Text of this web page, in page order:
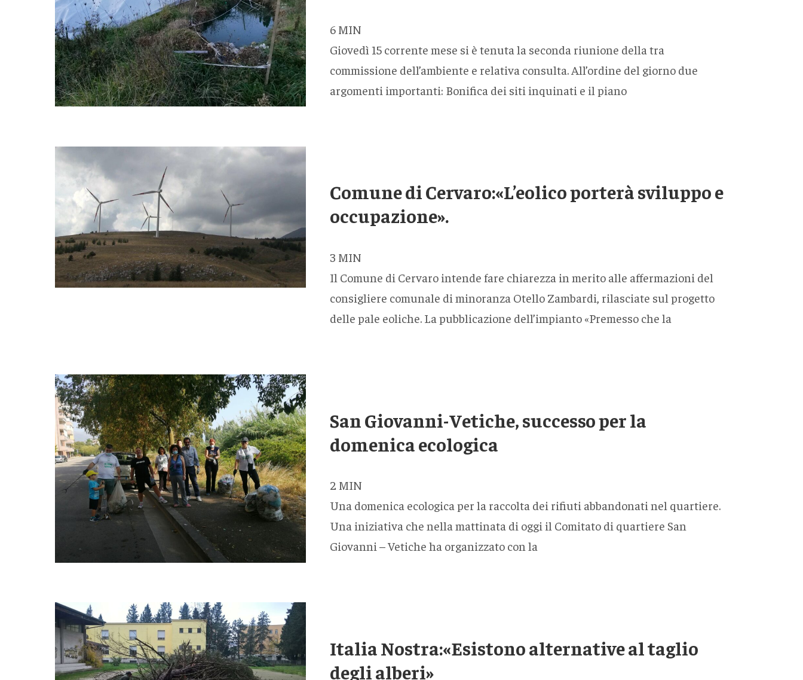
6 MIN
Giovedì 15 corrente mese si è tenuta la seconda riunione della tra
commissione dell’ambiente e relativa consulta. All’ordine del giorno due
argomenti importanti: Bonifica dei siti inquinati e il piano
Comune di Cervaro:«L’eolico porterà sviluppo e
occupazione».
3 MIN
Il Comune di Cervaro intende fare chiarezza in merito alle affermazioni del
consigliere comunale di minoranza Otello Zambardi, rilasciate sul progetto
delle pale eoliche. La pubblicazione dell’impianto «Premesso che la
San Giovanni-Vetiche, successo per la
domenica ecologica
2 MIN
Una domenica ecologica per la raccolta dei rifiuti abbandonati nel quartiere.
Una iniziativa che nella mattinata di oggi il Comitato di quartiere San
Giovanni – Vetiche ha organizzato con la
Italia Nostra:«Esistono alternative al taglio
degli alberi»